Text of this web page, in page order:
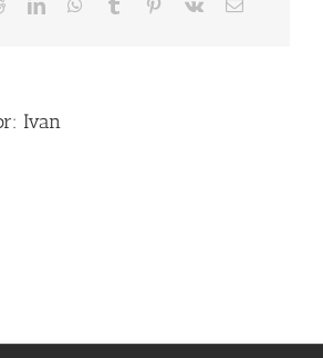
híbrids
RedditLinkedInWhatsApp
Tumblr Pinterest
Vk Email:
Ivan